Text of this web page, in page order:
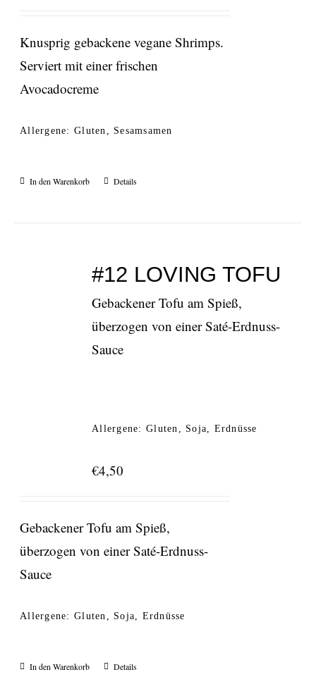
Knusprig gebackene vegane Shrimps.
Serviert mit einer frischen
Avocadocreme
Allergene: Gluten, Sesamsamen
In den Warenkorb Details
#12 LOVING TOFU
Gebackener Tofu am Spieß,
überzogen von einer Saté-Erdnuss-
Sauce
Allergene: Gluten, Soja, Erdnüsse
€4,50
Gebackener Tofu am Spieß,
überzogen von einer Saté-Erdnuss-
Sauce
Allergene: Gluten, Soja, Erdnüsse
In den Warenkorb Details